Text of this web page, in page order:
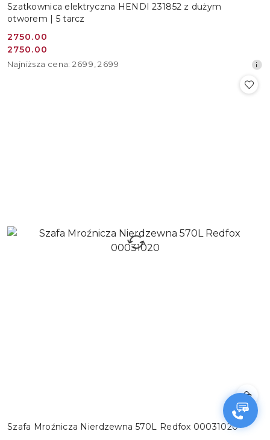
Szatkownica elektryczna HENDI 231852 z dużym
otworem | 5 tarcz
Cena
promocyjna:
2750.00
Cena
promocyjna:
2750.00
Najniższa
Najniższa cena: 2699 2699
Szafa Mroźnicza Nierdzewna 570L Redfox 00031020